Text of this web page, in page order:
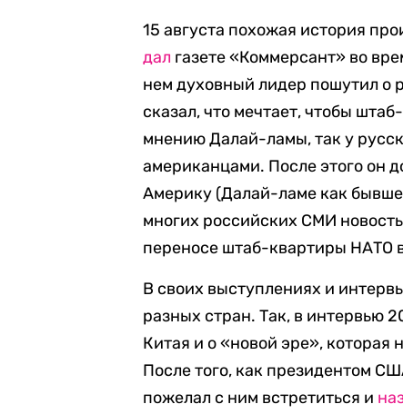
15 августа похожая история
дал газете «Коммерсант» во
нем духовный лидер пошутил о
сказал, что мечтает, чтобы
мнению Далай-ламы, так у
американцами. После этого он
Америку (Далай-ламе как
многих российских СМИ новость
переносе штаб-квартиры НАТО
В своих выступлениях и
разных стран. Так, в интервью
Китая и о «новой эре», которая
После того, как президентом
пожелал с ним встретиться и